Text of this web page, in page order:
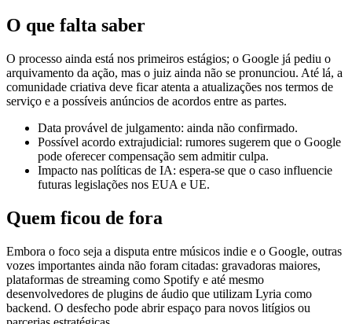
O que falta saber
O processo ainda está nos primeiros estágios; o Google já pediu o
arquivamento da ação, mas o juiz ainda não se pronunciou. Até lá, a
comunidade criativa deve ficar atenta a atualizações nos termos de
serviço e a possíveis anúncios de acordos entre as partes.
Data provável de julgamento: ainda não confirmado.
Possível acordo extrajudicial: rumores sugerem que o Google
pode oferecer compensação sem admitir culpa.
Impacto nas políticas de IA: espera‑se que o caso influencie
futuras legislações nos EUA e UE.
Quem ficou de fora
Embora o foco seja a disputa entre músicos indie e o Google, outras
vozes importantes ainda não foram citadas: gravadoras maiores,
plataformas de streaming como Spotify e até mesmo
desenvolvedores de plugins de áudio que utilizam Lyria como
backend. O desfecho pode abrir espaço para novos litígios ou